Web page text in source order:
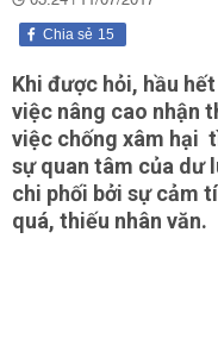
15
Chia sẻ
Khi được hỏi, hầu
việc nâng cao nhận
việc chống xâm hại
sự quan tâm của dư
chi phối bởi sự cảm
quá, thiếu nhân văn.